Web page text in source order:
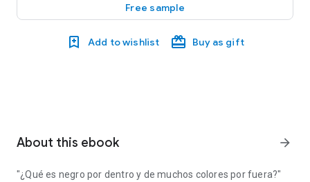
Free sample
Add to wishlist Buy as gift
About this ebook arrow_forward
"¿Qué es negro por dentro y de muchos colores por fuera?"